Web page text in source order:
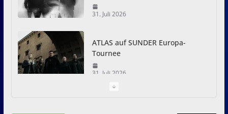
31. Juli 2026
ATLAS auf SUNDER Europa-
Tournee
31. Juli 2026